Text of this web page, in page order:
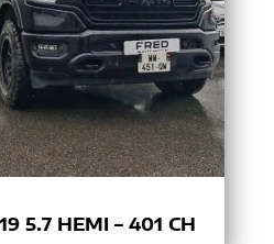
5.7 HEMI – 401 CH